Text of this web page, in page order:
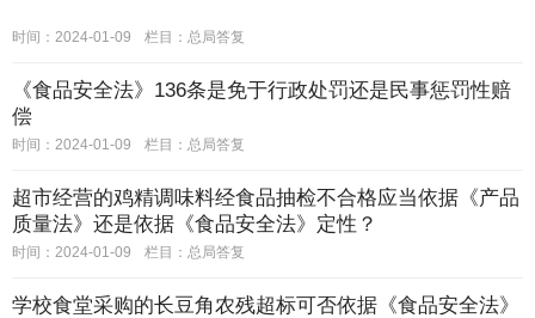
时间：2024-01-09 栏目： 总局答复
《食品安全法》136条是免于行政处罚还是民事惩罚性赔
偿
时间：2024-01-09 栏目： 总局答复
超市经营的鸡精调味料经食品抽检不合格应当依据《产品
质量法》还是依据《食品安全法》定性？
时间：2024-01-09 栏目： 总局答复
学校食堂采购的长豆角农残超标可否依据《食品安全法》